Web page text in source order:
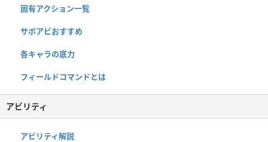
固有アクション一覧
サポアビおすすめ
各キャラの底力
フィールドコマンドとは
アビリティ
アビリティ解説